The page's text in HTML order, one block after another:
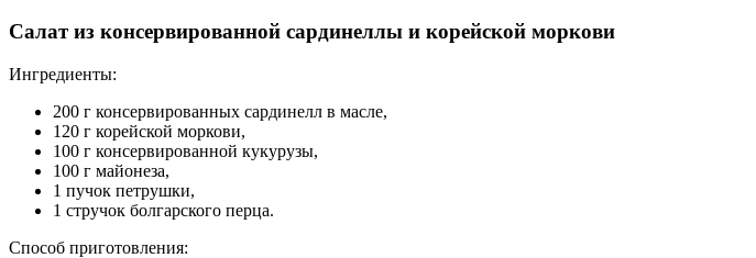
Салат из консервированной сардинеллы и корейской моркови
Ингредиенты:
200 г консервированных сардинелл в масле,
120 г корейской моркови,
100 г консервированной кукурузы,
100 г майонеза,
1 пучок петрушки,
1 стручок болгарского перца.
Способ приготовления: